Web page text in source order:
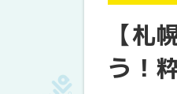
【札
う！